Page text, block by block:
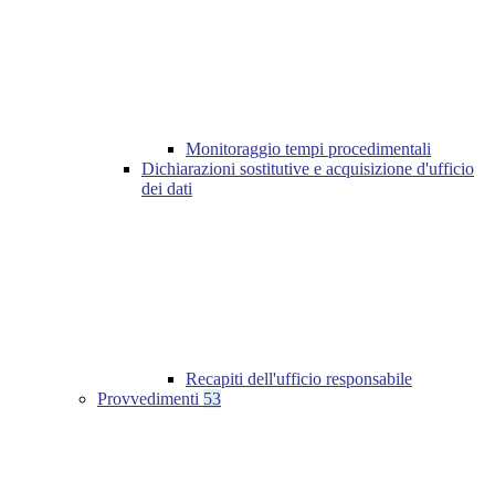
Monitoraggio tempi procedimentali
Dichiarazioni sostitutive e acquisizione d'ufficio
dei dati
Recapiti dell'ufficio responsabile
Provvedimenti 53